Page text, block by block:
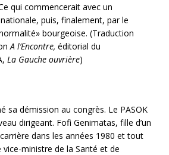
qui commencerait avec un
puis, finalement, par le
bourgeoise. (Traduction
A l’Encontre, éditorial du
La Gauche ouvrière)
sa démission au congrès. Le PASOK
dirigeant. Fofi Genimatas, fille d’un
dans les années 1980 et tout
ministre de la Santé et de